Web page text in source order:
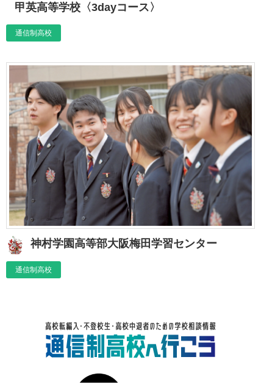
甲英高等学校〈3dayコース〉
通信制高校
神村学園高等部大阪梅田学習センター
通信制高校